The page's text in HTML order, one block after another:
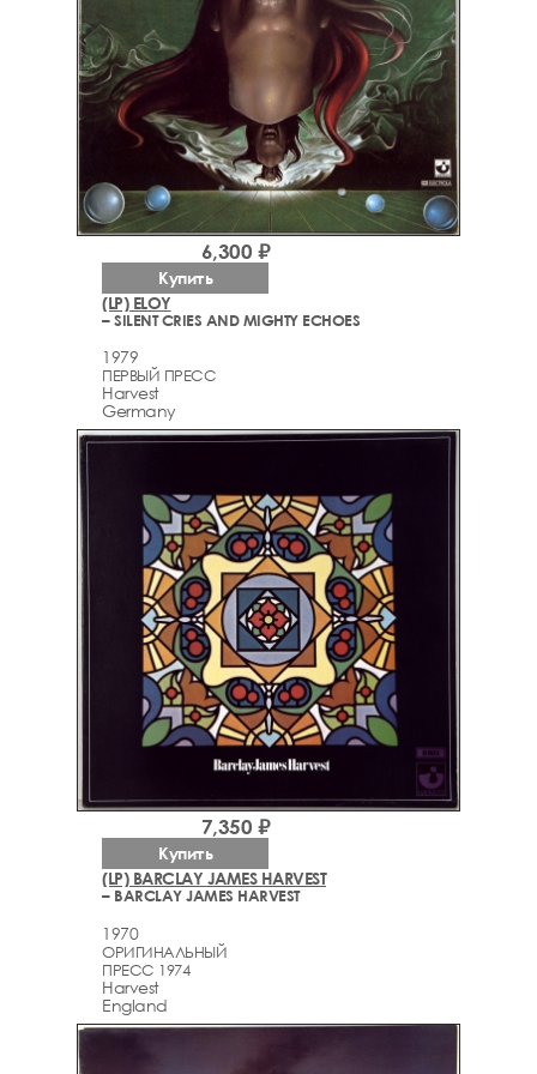
(LP) ELOY
– SILENT CRIES AND MIGHTY ECHOES
1979
ПЕРВЫЙ ПРЕСС
Harvest
Germany
6,300 ₽
Купить
(LP) BARCLAY JAMES HARVEST
– BARCLAY JAMES HARVEST
1970
ОРИГИНАЛЬНЫЙ
ПРЕСС 1974
Harvest
England
7,350 ₽
Купить